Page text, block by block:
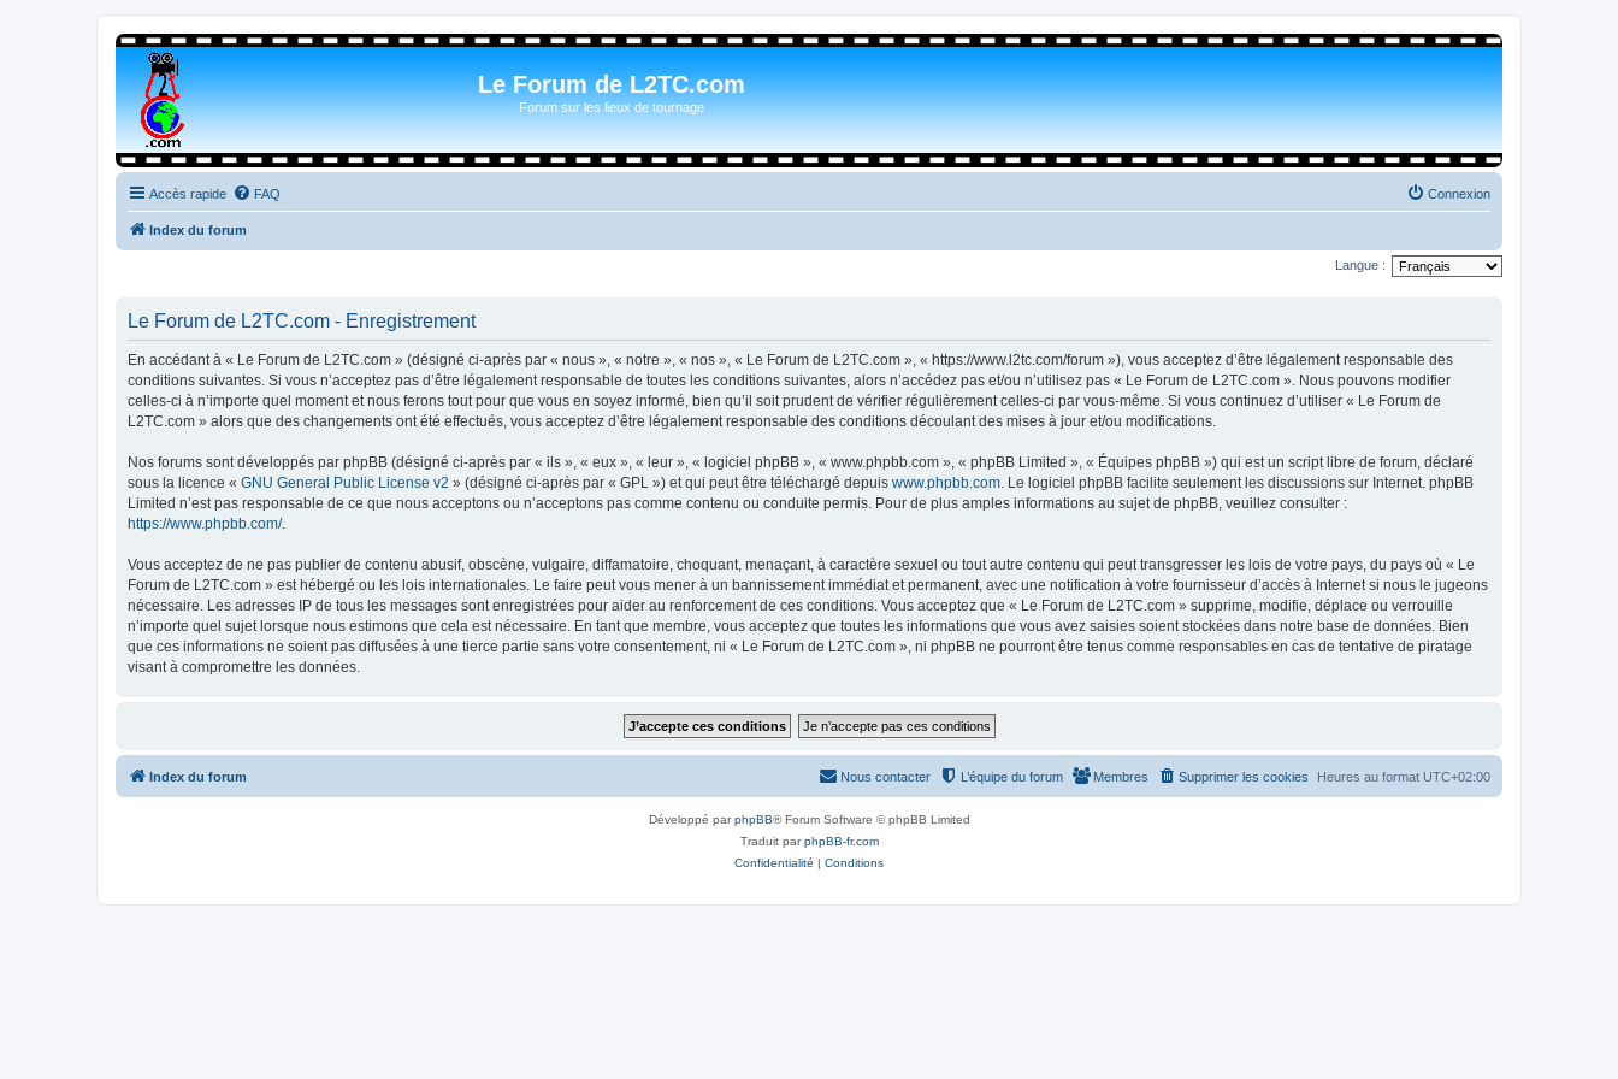
Le Forum de L2TC.com
Forum sur les lieux de tournage
Accès rapide FAQ Connexion
Index du forum
Langue :
Le Forum de L2TC.com - Enregistrement
En accédant à « Le Forum de L2TC.com » (désigné ci-après par « nous », « notre », « nos », « Le Forum de L2TC.com », « https://www.l2tc.com/forum »), vous acceptez d’être légalement responsable des
conditions suivantes. Si vous n’acceptez pas d’être légalement responsable de toutes les conditions suivantes, alors n’accédez pas et/ou n’utilisez pas « Le Forum de L2TC.com ». Nous pouvons modifier
celles-ci à n’importe quel moment et nous ferons tout pour que vous en soyez informé, bien qu’il soit prudent de vérifier régulièrement celles-ci par vous-même. Si vous continuez d’utiliser « Le Forum de
L2TC.com » alors que des changements ont été effectués, vous acceptez d’être légalement responsable des conditions découlant des mises à jour et/ou modifications.
Nos forums sont développés par phpBB (désigné ci-après par « ils », « eux », « leur », « logiciel phpBB », « www.phpbb.com », « phpBB Limited », « Équipes phpBB ») qui est un script libre de forum, déclaré
sous la licence « GNU General Public License v2 » (désigné ci-après par « GPL ») et qui peut être téléchargé depuis www.phpbb.com . Le logiciel phpBB facilite seulement les discussions sur Internet. phpBB
Limited n’est pas responsable de ce que nous acceptons ou n’acceptons pas comme contenu ou conduite permis. Pour de plus amples informations au sujet de phpBB, veuillez consulter :
https://www.phpbb.com/.
Vous acceptez de ne pas publier de contenu abusif, obscène, vulgaire, diffamatoire, choquant, menaçant, à caractère sexuel ou tout autre contenu qui peut transgresser les lois de votre pays, du pays où « Le
Forum de L2TC.com » est hébergé ou les lois internationales. Le faire peut vous mener à un bannissement immédiat et permanent, avec une notification à votre fournisseur d’accès à Internet si nous le jugeons
nécessaire. Les adresses IP de tous les messages sont enregistrées pour aider au renforcement de ces conditions. Vous acceptez que « Le Forum de L2TC.com » supprime, modifie, déplace ou verrouille
n’importe quel sujet lorsque nous estimons que cela est nécessaire. En tant que membre, vous acceptez que toutes les informations que vous avez saisies soient stockées dans notre base de données. Bien
que ces informations ne soient pas diffusées à une tierce partie sans votre consentement, ni « Le Forum de L2TC.com », ni phpBB ne pourront être tenus comme responsables en cas de tentative de piratage
visant à compromettre les données.
Index du forum Heures au format UTC+02:00
Supprimer les cookies
Membres
L’équipe du forum
Nous contacter
Développé parphpBB® Forum Software © phpBB Limited
Traduit parphpBB-fr.com
Confidentialité | Conditions